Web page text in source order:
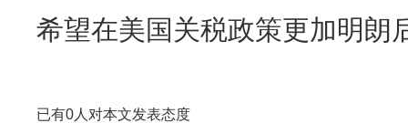
希望在美国关税政策更加明朗
已有0 人对本文发表态度